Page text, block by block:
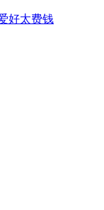
好太费钱